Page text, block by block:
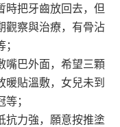
時把牙齒放回去，但
觀察與治療，有骨沾
嘴巴外面，希望三顆
暖貼溫敷，女兒未到
；
抗力強，願意按推塗